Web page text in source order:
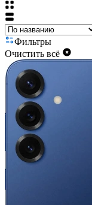
Фильтры
Очистить всё